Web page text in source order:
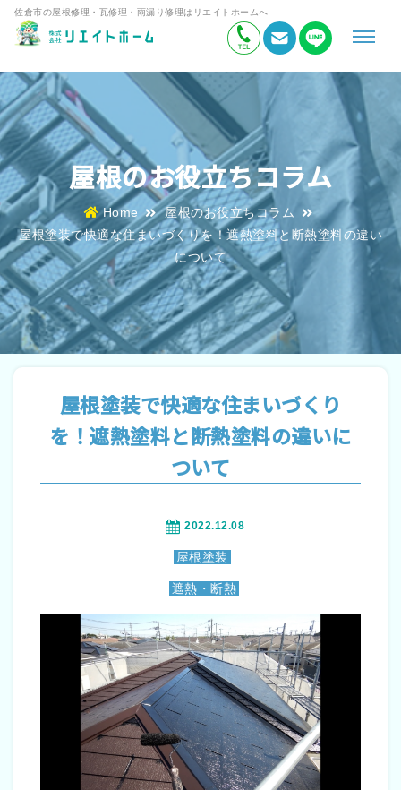
佐倉市の屋根修理・瓦修理・雨漏り修理はリエイトホームへ
屋根のお役立ちコラム
Home
屋根のお役立ちコラム
屋根塗装で快適な住まいづくりを！遮熱塗料と断熱塗料の違い
について
屋根塗装で快適な住まいづくり
を！遮熱塗料と断熱塗料の違いに
ついて
2022.12.08
屋根塗装
遮熱・断熱